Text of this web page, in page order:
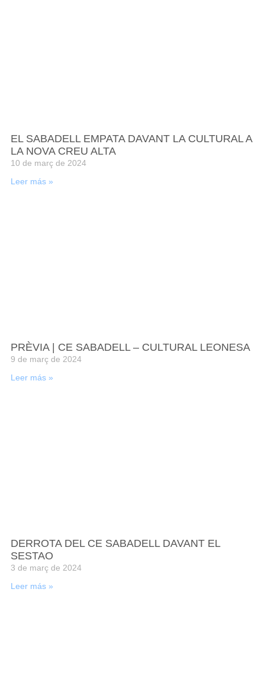
EL SABADELL EMPATA DAVANT LA CULTURAL A
LA NOVA CREU ALTA
10 de març de 2024
Leer más »
PRÈVIA | CE SABADELL – CULTURAL LEONESA
9 de març de 2024
Leer más »
DERROTA DEL CE SABADELL DAVANT EL
SESTAO
3 de març de 2024
Leer más »